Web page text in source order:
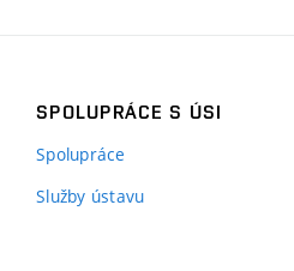
SPOLUPRÁCE S ÚSI
Spolupráce
Služby ústavu